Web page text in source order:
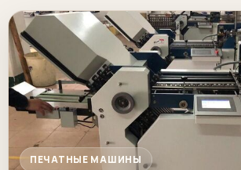
ПЕЧАТНЫЕ МАШИНЫ